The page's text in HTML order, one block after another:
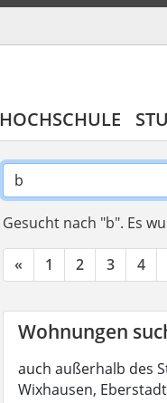
HOCHSCHULE
Gesucht nach "b". Es
« 1 2 3 4
Wohnungen
auch außerhalb des
Wixhausen,